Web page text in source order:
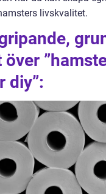
livskvalitet.
diy”: